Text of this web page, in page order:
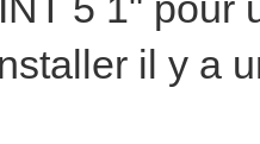
il y a